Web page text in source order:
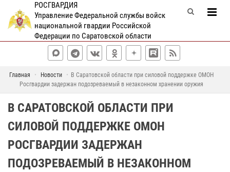
РОСГВАРДИЯ
Управление Федеральной службы войск
национальной гвардии Российской
Федерации по Саратовской области
Главная Новости
В Саратовской области при силовой поддержке ОМОН
Росгвардии задержан подозреваемый в незаконном хранении оружия
В САРАТОВСКОЙ ОБЛАСТИ ПРИ
СИЛОВОЙ ПОДДЕРЖКЕ ОМОН
РОСГВАРДИИ ЗАДЕРЖАН
ПОДОЗРЕВАЕМЫЙ В НЕЗАКОННОМ